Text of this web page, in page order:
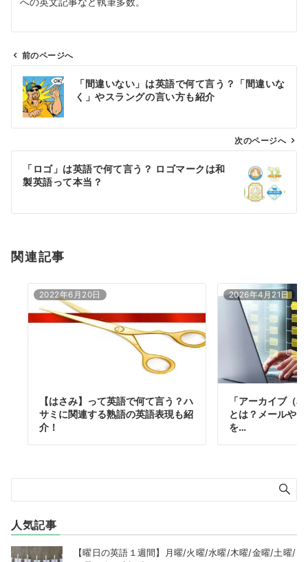
ビ
ン
前のページへ
「間違いない」は英語で何て言う？「間違いな
く」やスラングの言い方も紹介
次のページへ
「ロゴ」は英語で何て言う？ ロゴマークは和
製英語って本当？
関連記事
2022年6月20日
【はさみ】って英語で何て言う？ハ
サミに関連する熟語の英語表現も紹
介！
2026年4月21日
「アーカイブ（
とは？メールや
を…
人気記事
【曜日の英語１週間】月曜/火曜/水曜/木曜/金曜/土曜/